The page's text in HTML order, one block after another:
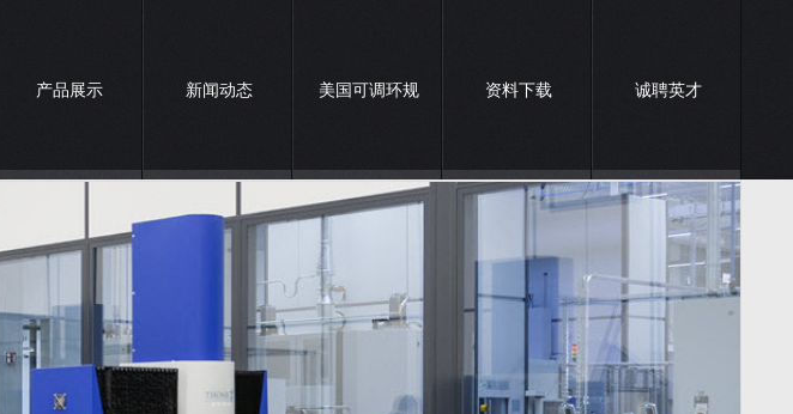
产品展示 新闻动态 美国可调环规 资料下载 诚聘英才